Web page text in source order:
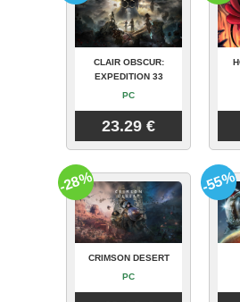
CLAIR OBSCUR:
EXPEDITION 33
PC
23.29 €
CRIMSON DESERT
PC
-28% -55%